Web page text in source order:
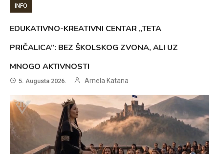
INFO
EDUKATIVNO-KREATIVNI CENTAR „TETA
PRIČALICA”: BEZ ŠKOLSKOG ZVONA, ALI UZ
MNOGO AKTIVNOSTI
5. Augusta 2026. Arnela Katana